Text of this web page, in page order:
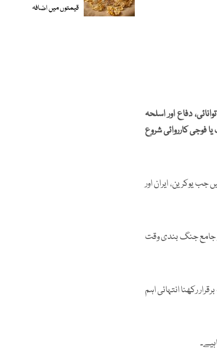
دفاع اور اسلحہ
فوجی کارروائی شروع
یوکرین، ایران اور
جامع جنگ بندی وقت
رکھنا انتہائی اہم
قیمتوں میں اضافہ